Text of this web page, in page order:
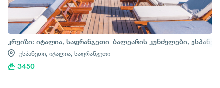
კრუიზი: იტალია, საფრანგეთი, ბალეარის კუნძულები,
ესპანეთი, იტალია, საფრანგეთი
3450